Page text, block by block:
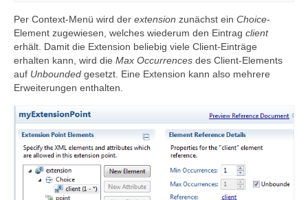
Per Context-Menü wird der extension zunächst ein Choice-
Element zugewiesen, welches wiederum den Eintrag client
erhält. Damit die Extension beliebig viele Client-Einträge
erhalten kann, wird die Max Occurrences des Client-Elements
auf Unbounded gesetzt. Eine Extension kann also mehrere
Erweiterungen enthalten.